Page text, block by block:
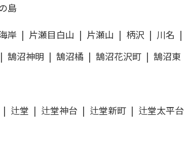
島
岸 片瀬目白山 片瀬山 柄沢 川名
鵠沼神明
鵠沼橘 鵠沼花沢町 鵠沼東
辻堂 辻堂神台 辻堂新町 辻堂太平台